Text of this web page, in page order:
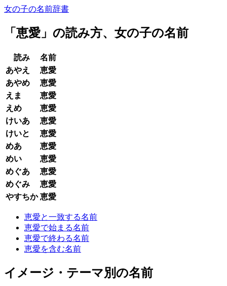
女の子の名前辞書
「 恵愛 」の読み方、女の子の名前
読み
名前
あやえ
恵愛
あやめ
恵愛
えま
恵愛
えめ
恵愛
けいあ
恵愛
けいと
恵愛
めあ
恵愛
めい
恵愛
めぐあ
恵愛
めぐみ
恵愛
やすちか 恵愛
恵愛と一致する名前
恵愛で始まる名前
恵愛で終わる名前
恵愛を含む名前
イメージ・テーマ別の名前